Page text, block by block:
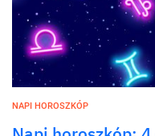
NAPI HOROSZKÓP